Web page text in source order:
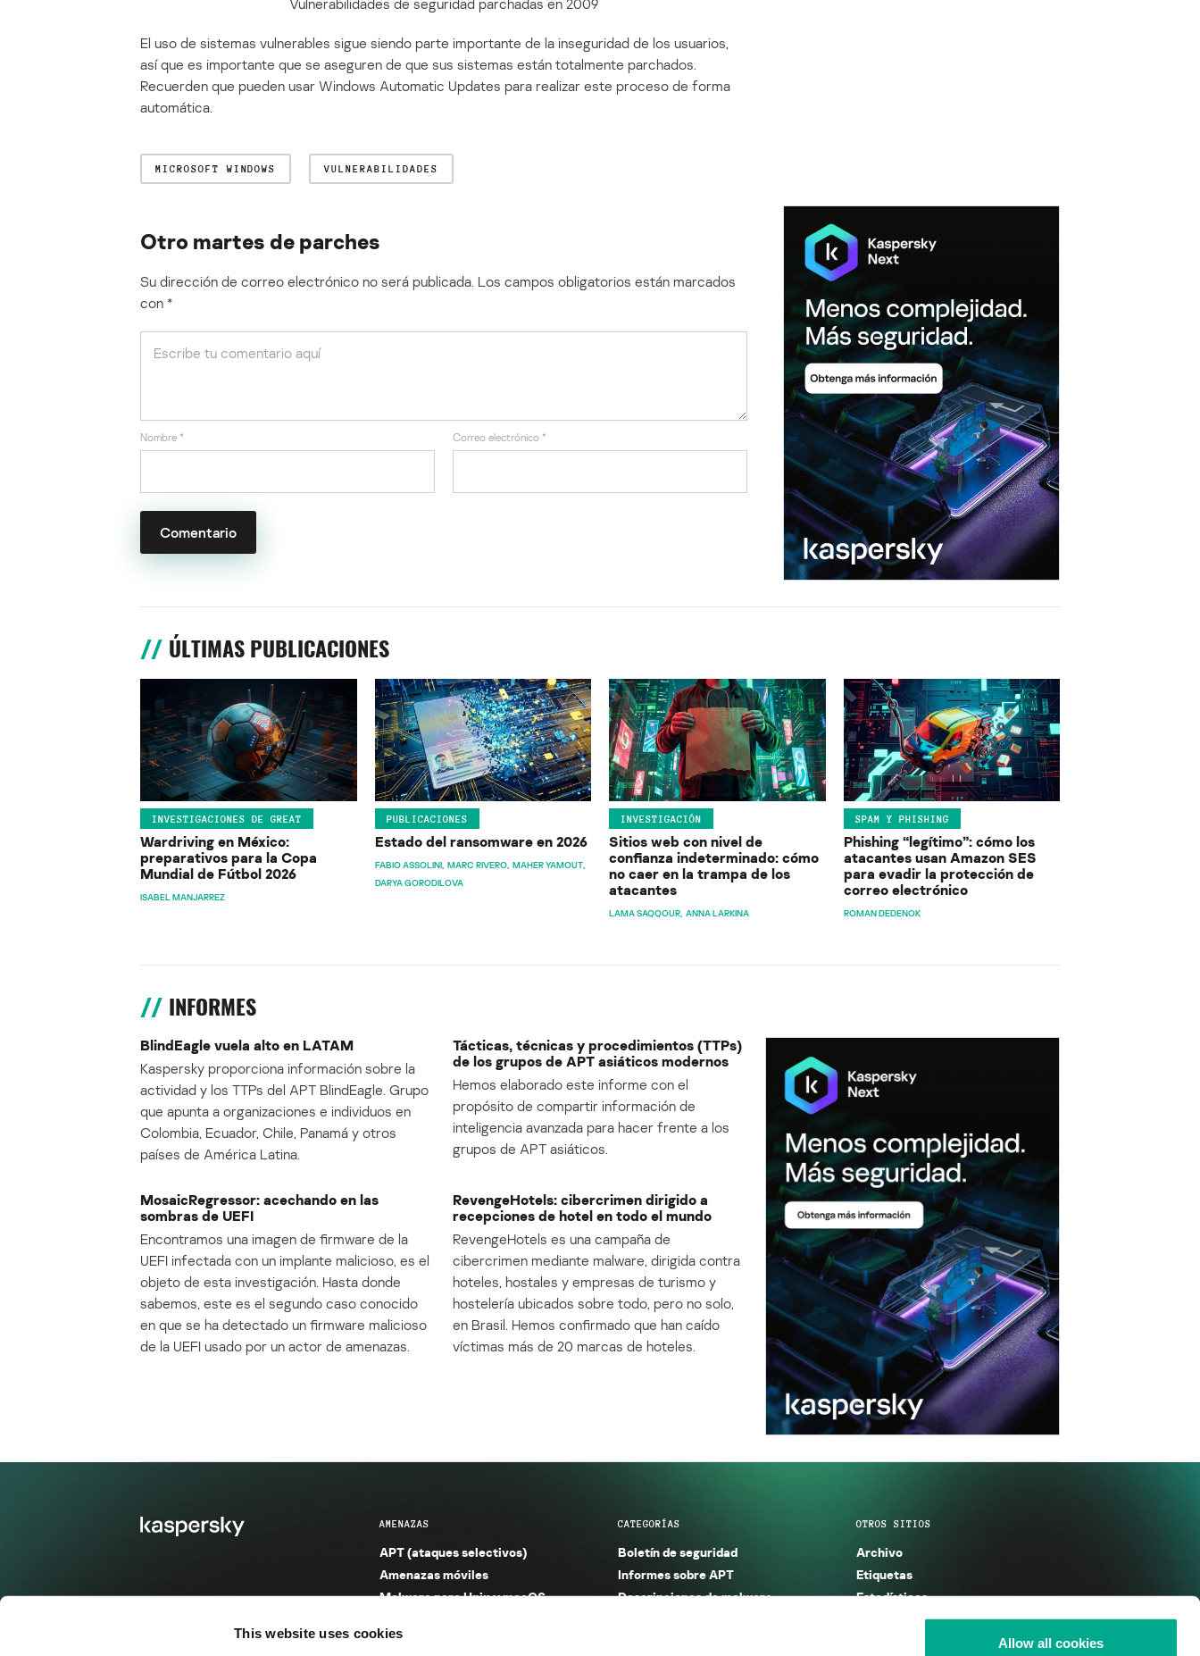
This website uses cookies
Allow all cookies
Vulnerabilidades de seguridad parchadas en 2009
El uso de sistemas vulnerables sigue siendo parte importante de la inseguridad de los usuarios,
así que es importante que se aseguren de que sus sistemas están totalmente parchados.
Recuerden que pueden usar Windows Automatic Updates para realizar este proceso de forma
automática.
MICROSOFT WINDOWS VULNERABILIDADES
Otro martes de parches
Su dirección de correo electrónico no será publicada. Los campos obligatorios están marcados
con *
Nombre * Correo electrónico *
ÚLTIMAS PUBLICACIONES
INVESTIGACIONES DE GREAT
Wardriving en México:
preparativos para la Copa
Mundial de Fútbol 2026
ISABEL MANJARREZ
PUBLICACIONES
Estado del ransomware en 2026
FABIO ASSOLINI MARC RIVERO MAHER YAMOUT
DARYA GORODILOVA
INVESTIGACIÓN
Sitios web con nivel de
confianza indeterminado: cómo
no caer en la trampa de los
atacantes
LAMA SAQQOUR ANNA LARKINA
SPAM Y PHISHING
Phishing “legítimo”: cómo los
atacantes usan Amazon SES
para evadir la protección de
correo electrónico
ROMAN DEDENOK
INFORMES
BlindEagle vuela alto en LATAM
Kaspersky proporciona información sobre la
actividad y los TTPs del APT BlindEagle. Grupo
que apunta a organizaciones e individuos en
Colombia, Ecuador, Chile, Panamá y otros
países de América Latina.
Tácticas, técnicas y procedimientos (TTPs)
de los grupos de APT asiáticos modernos
Hemos elaborado este informe con el
propósito de compartir información de
inteligencia avanzada para hacer frente a los
grupos de APT asiáticos.
MosaicRegressor: acechando en las
sombras de UEFI
Encontramos una imagen de firmware de la
UEFI infectada con un implante malicioso, es el
objeto de esta investigación. Hasta donde
sabemos, este es el segundo caso conocido
en que se ha detectado un firmware malicioso
de la UEFI usado por un actor de amenazas.
RevengeHotels: cibercrimen dirigido a
recepciones de hotel en todo el mundo
RevengeHotels es una campaña de
cibercrimen mediante malware, dirigida contra
hoteles, hostales y empresas de turismo y
hostelería ubicados sobre todo, pero no solo,
en Brasil. Hemos confirmado que han caído
víctimas más de 20 marcas de hoteles.
AMENAZAS
APT (ataques selectivos)
Amenazas móviles
Malware para Unix y macOS
Entorno seguro (IoT)
CATEGORÍAS
Boletín de seguridad
Informes sobre APT
Descripciones de malware
OTROS SITIOS
Archivo
Etiquetas
Estadísticas
Enciclopedia